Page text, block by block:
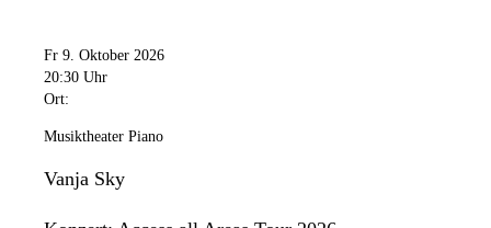
Fr 9. Oktober 2026
20:30 Uhr
Ort:
Musiktheater Piano
Vanja Sky